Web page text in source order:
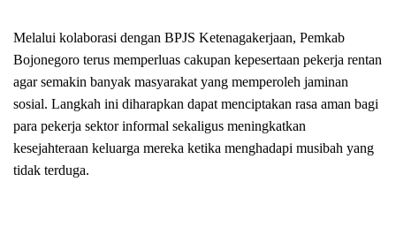
Melalui kolaborasi dengan BPJS Ketenagakerjaan, Pemkab
Bojonegoro terus memperluas cakupan kepesertaan pekerja rentan
agar semakin banyak masyarakat yang memperoleh jaminan
sosial. Langkah ini diharapkan dapat menciptakan rasa aman bagi
para pekerja sektor informal sekaligus meningkatkan
kesejahteraan keluarga mereka ketika menghadapi musibah yang
tidak terduga.